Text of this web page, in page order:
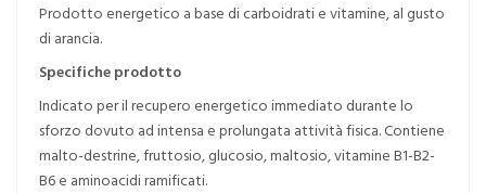
Prodotto energetico a base di carboidrati e vitamine, al gusto
di arancia.
Specifiche prodotto
Indicato per il recupero energetico immediato durante lo
sforzo dovuto ad intensa e prolungata attività fisica. Contiene
malto-destrine, fruttosio, glucosio, maltosio, vitamine B1-B2-
B6 e aminoacidi ramificati.